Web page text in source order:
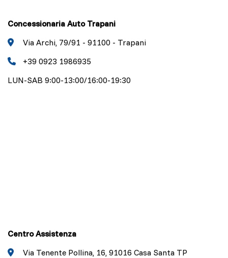
Concessionaria Auto Trapani
Via Archi, 79/91 - 91100 - Trapani
+39 0923 1986935
LUN-SAB 9:00-13:00/16:00-19:30
Centro Assistenza
Via Tenente Pollina, 16, 91016 Casa Santa TP